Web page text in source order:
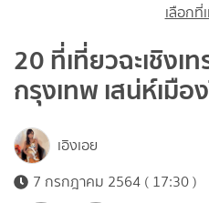
เลือกที่
20 ที่เที่ยวฉะเชิงเ
กรุงเทพ เสน่ห์เมื
เอิงเอย
7 กรกฎาคม 2564 ( 17:30 )